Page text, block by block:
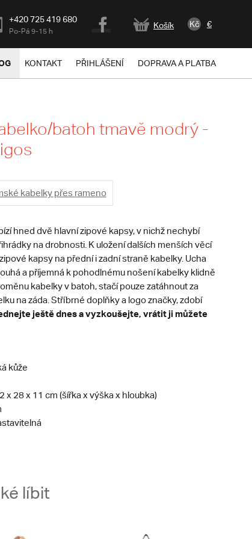
+420 725 419 680
Po-Pá 9-15 h
Košík Kč €
KONTAKT PŘIHLÁŠENÍ DOPRAVA A PLATBA
batoh tmavě modrý -
kabelky přes rameno
hned dvě hlavní zipové kapsy, v nichž nechybí
na drobnosti. K uložení dalších menších věcí
kapsy na přední i zadní straně kabelky. Ucha
a příjemná k pohodlnému nošení kabelky klidně
kabelky v batoh, stačí pouze zatáhnout za
na záda. Stříbrné doplňky a logo značky, zdobí
ještě dnes a vyzkoušejte, vrátit ji můžete
kůže
x 28 x 11 cm (šířka x výška x hloubka)
líbit